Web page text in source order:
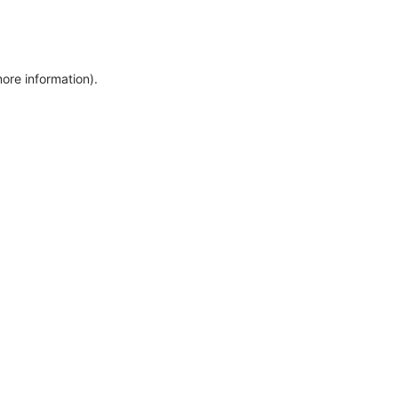
information).